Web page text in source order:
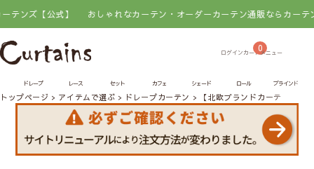
】 おしゃれなカーテン・オーダーカーテン通販ならカーテンズ【公式】
0
ドレープ レース セット カフェ シェード ロール ブラインド
トップページ アイテムで選ぶ ドレープカーテン 【北欧ブランドカーテン】防